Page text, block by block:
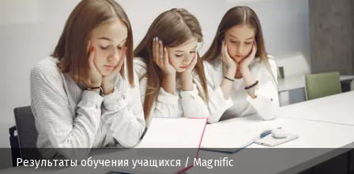
Результаты обучения учащихся / Magnific